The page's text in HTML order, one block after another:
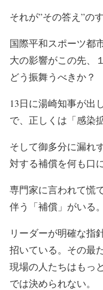
それが”その答え”の
国際平和スポーツ都
大の影響がこの先、
どう振舞うべきか？
13日に湯崎知事が出
で、正しくは「感染
そして御多分に漏れ
対する補償を何も口
専門家に言われて慌
伴う「補償」がいる。
リーダーが明確な指
招いている。その最
現場の人たちはもっ
では決められない。